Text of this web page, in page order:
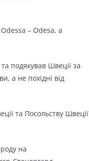
– Odesa, а
подякував Швеції за
а не похідні від
та Посольству Швеції
на